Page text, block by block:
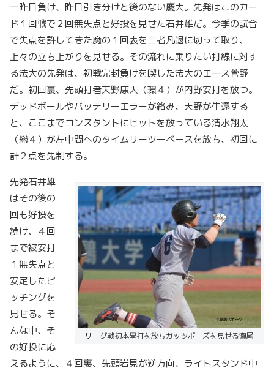
一昨日負け、昨日引き分けと後のない慶大。先発はこのカー
ド１回戦で２回無失点と好投を見せた石井雄だ。今季の試合
で失点を許してきた魔の１回表を三者凡退に切って取り、
上々の立ち上がりを見せる。その流れに乗りたい打線に対す
る法大の先発は、初戦完封負けを喫した法大のエース菅野
だ。初回裏、先頭打者天野康大（環４）が内野安打を放つ。
デッドボールやバッテリーエラーが絡み、天野が生還する
と、ここまでコンスタントにヒットを放っている清水翔太
（総４）が左中間へのタイムリーツーベースを放ち、初回に
計２点を先制する。
リーグ戦初本塁打を放ちガッツポーズを見せる瀬尾
先発石井雄
はその後の
回も好投を
続け、４回
まで被安打
１無失点と
安定したピ
ッチングを
見せる。そ
んな中、そ
の好投に応
えるように、４回裏、先頭岩見が逆方向、ライトスタンド中